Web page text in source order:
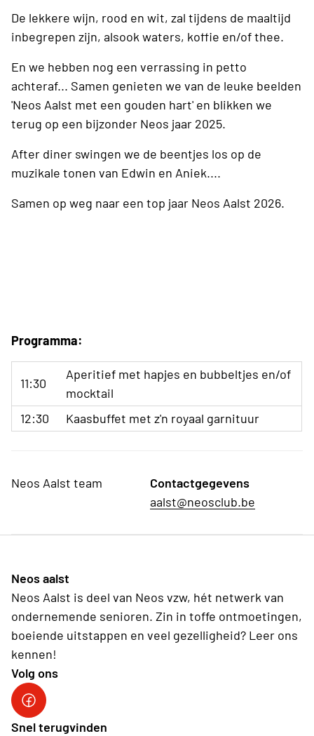
De lekkere wijn, rood en wit, zal tijdens de maaltijd
inbegrepen zijn, alsook waters, koffie en/of thee.
En we hebben nog een verrassing in petto
achteraf... Samen genieten we van de leuke beelden
'Neos Aalst met een gouden hart' en blikken we
terug op een bijzonder Neos jaar 2025.
After diner swingen we de beentjes los op de
muzikale tonen van Edwin en Aniek....
Samen op weg naar een top jaar Neos Aalst 2026.
Programma:
11:30
Aperitief met hapjes en bubbeltjes en/of
mocktail
12:30
Kaasbuffet met z'n royaal garnituur
Neos Aalst team
Contactgegevens
aalst@neosclub.be
Neos aalst
Neos Aalst is deel van Neos vzw, hét netwerk van
ondernemende senioren. Zin in toffe ontmoetingen,
boeiende uitstappen en veel gezelligheid? Leer ons
kennen!
Volg ons
facebook neos aalst
Snel terugvinden